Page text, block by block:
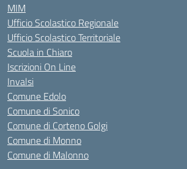
MIM
Ufficio Scolastico Regionale
Ufficio Scolastico Territoriale
Scuola in Chiaro
Iscrizioni On Line
Invalsi
Comune Edolo
Comune di Sonico
Comune di Corteno Golgi
Comune di Monno
Comune di Malonno